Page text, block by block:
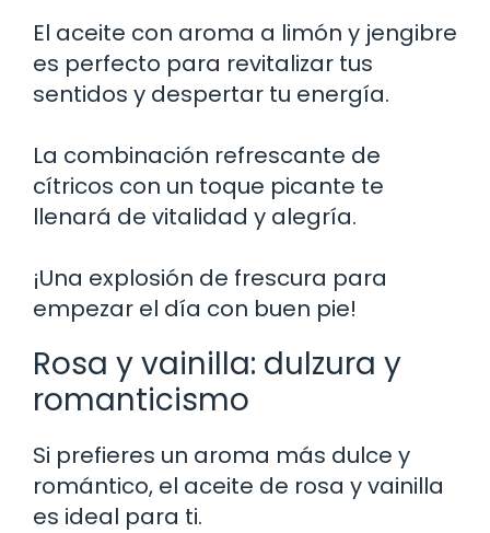
El aceite con aroma a limón y jengibre
es perfecto para revitalizar tus
sentidos y despertar tu energía.
La combinación refrescante de
cítricos con un toque picante te
llenará de vitalidad y alegría.
¡Una explosión de frescura para
empezar el día con buen pie!
Rosa y vainilla: dulzura y
romanticismo
Si prefieres un aroma más dulce y
romántico, el aceite de rosa y vainilla
es ideal para ti.